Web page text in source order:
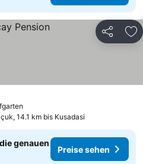
Teilen
14.1 km bis Kusadasi
genauen
Preise sehen